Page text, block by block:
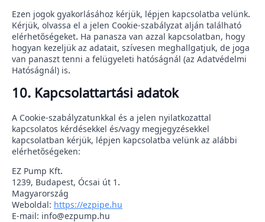
Ezen jogok gyakorlásához kérjük, lépjen kapcsolatba velünk.
Kérjük, olvassa el a jelen Cookie-szabályzat alján található
elérhetőségeket. Ha panasza van azzal kapcsolatban, hogy
hogyan kezeljük az adatait, szívesen meghallgatjuk, de joga
van panaszt tenni a felügyeleti hatóságnál (az Adatvédelmi
Hatóságnál) is.
10. Kapcsolattartási adatok
A Cookie-szabályzatunkkal és a jelen nyilatkozattal
kapcsolatos kérdésekkel és/vagy megjegyzésekkel
kapcsolatban kérjük, lépjen kapcsolatba velünk az alábbi
elérhetőségeken:
EZ Pump Kft.
1239, Budapest, Ócsai út 1.
Magyarország
Weboldal: https://ezpipe.hu
E-mail: info@ezpump.hu